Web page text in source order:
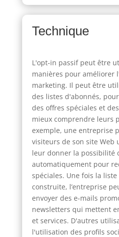
Technique
L'opt-in passif peut être
manières pour améliorer
marketing. Il peut être
des listes d'abonnés,
des offres spéciales et
mieux comprendre leurs
exemple, une entreprise
visiteurs de son site Web
leur donner la possibilité
automatiquement pour
spéciales. Une fois la liste
construite, l’entreprise
envoyer des e-mails
newsletters qui mettent
et services. D'autres
l'utilisation des profils